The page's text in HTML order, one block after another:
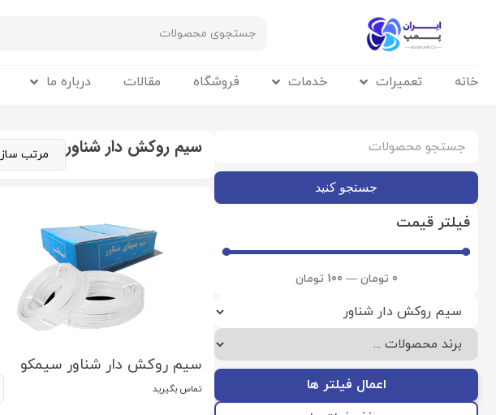
خانه تعمیرات خدمات فروشگاه مقالات درباره ما
جستجو کنید
فیلتر قیمت
0 تومان —
100 تومان
اعمال فیلتر ها
سیم روکش دار شناور
سیم روکش دار شناور سیمکو
تماس بگیرید